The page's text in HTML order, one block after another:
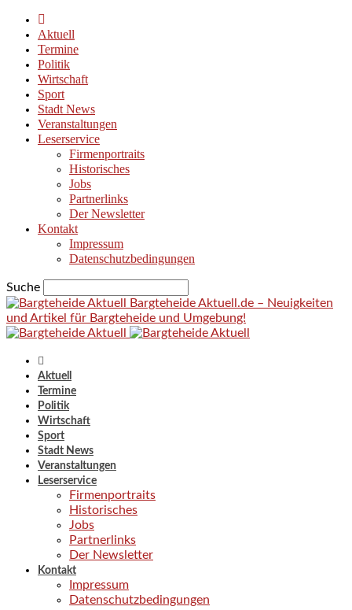
Aktuell
Termine
Politik
Wirtschaft
Sport
Stadt News
Veranstaltungen
Leserservice
Firmenportraits
Historisches
Jobs
Partnerlinks
Der Newsletter
Kontakt
Impressum
Datenschutzbedingungen
Suche
Bargteheide Aktuell.de – Neuigkeiten
und Artikel für Bargteheide und Umgebung!
Aktuell
Termine
Politik
Wirtschaft
Sport
Stadt News
Veranstaltungen
Leserservice
Firmenportraits
Historisches
Jobs
Partnerlinks
Der Newsletter
Kontakt
Impressum
Datenschutzbedingungen